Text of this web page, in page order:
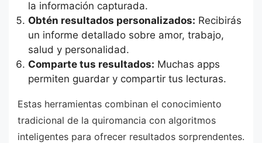
la información capturada.
Obtén resultados personalizados: Recibirás
un informe detallado sobre amor, trabajo,
salud y personalidad.
Comparte tus resultados: Muchas apps
permiten guardar y compartir tus lecturas.
Estas herramientas combinan el conocimiento
tradicional de la quiromancia con algoritmos
inteligentes para ofrecer resultados sorprendentes.